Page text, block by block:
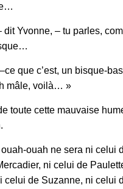
dit Yvonne, – tu parles,
que c’est, un
mâle, voilà… »
toute cette mauvaise
ouah-ouah ne sera ni celui
ni celui de
celui de Suzanne, ni celui